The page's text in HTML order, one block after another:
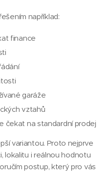
například:
finance
garáže
vztahů
čekat na standardní prodej
variantou. Proto nejprve
lokalitu i reálnou hodnotu
postup, který pro vás